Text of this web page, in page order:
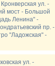
ул. -
мост - Большой
Ленина" -
пр. -
"Ладожская" -
ул. -